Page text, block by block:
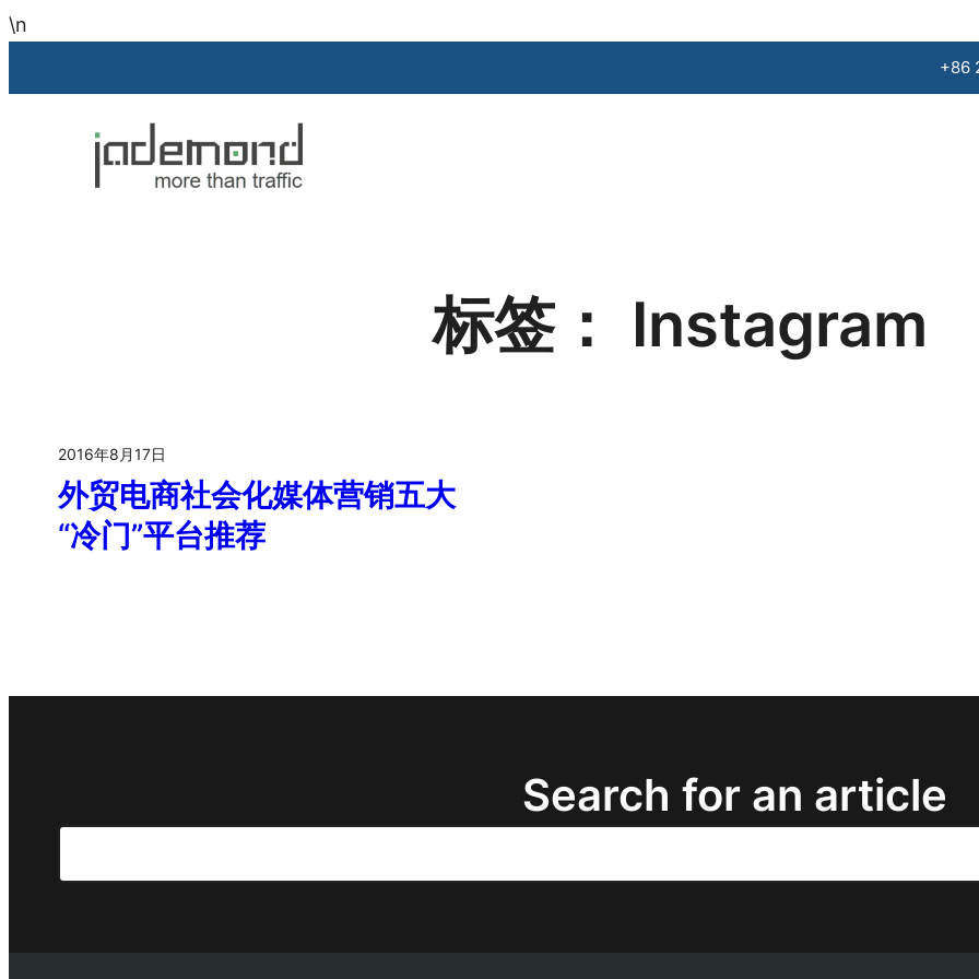
\n
内
+86
标签： Instagram
2016年8月17日
外贸电商社会化媒体营销五大
“冷门”平台推荐
Search for an article